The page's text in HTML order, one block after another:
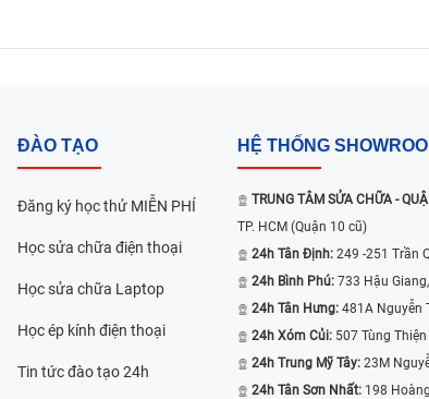
ĐÀO TẠO
Đăng ký học thử MIỄN PHÍ
Học sửa chữa điện thoại
Học sửa chữa Laptop
Học ép kính điện thoại
Tin tức đào tạo 24h
HỆ THỐNG
TRUNG TÂM SỬA CHỮA -
TP. HCM (Quận 10 cũ)
24h Tân Định: 249 -251 Trần
24h Bình Phú: 733 Hậu
24h Tân Hưng: 481A Nguyễn
24h Xóm Củi: 507 Tùng
24h Trung Mỹ Tây: 23M
24h Tân Sơn Nhất: 198